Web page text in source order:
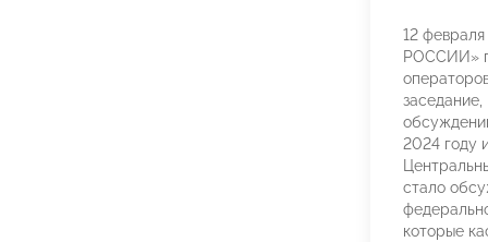
12
РОССИИ»
2024 году
стало
которые